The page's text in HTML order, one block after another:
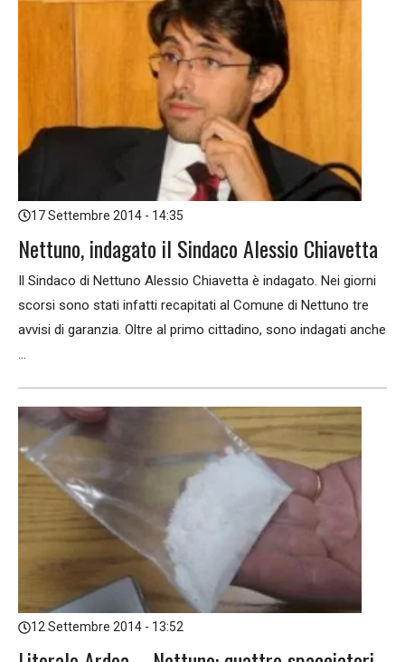
17 Settembre 2014 - 14:35
Nettuno, indagato il Sindaco Alessio Chiavetta
Il Sindaco di Nettuno Alessio Chiavetta è indagato. Nei giorni
scorsi sono stati infatti recapitati al Comune di Nettuno tre
avvisi di garanzia. Oltre al primo cittadino, sono indagati anche
...
12 Settembre 2014 - 13:52